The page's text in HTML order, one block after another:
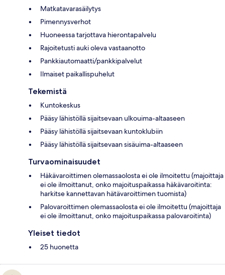
Matkatavarasäilytys
Pimennysverhot
Huoneessa tarjottava hierontapalvelu
Rajoitetusti auki oleva vastaanotto
Pankkiautomaatti/pankkipalvelut
Ilmaiset paikallispuhelut
Tekemistä
Kuntokeskus
Pääsy lähistöllä sijaitsevaan ulkouima-altaaseen
Pääsy lähistöllä sijaitsevaan kuntoklubiin
Pääsy lähistöllä sijaitsevaan sisäuima-altaaseen
Turvaominaisuudet
Häkävaroittimen olemassaolosta ei ole ilmoitettu (majoittaja
ei ole ilmoittanut, onko majoituspaikassa häkävaroitinta:
harkitse kannettavan hätävaroittimen tuomista)
Palovaroittimen olemassaolosta ei ole ilmoitettu (majoittaja
ei ole ilmoittanut, onko majoituspaikassa palovaroitinta)
Yleiset tiedot
25 huonetta